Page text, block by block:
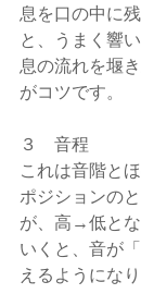
息を口の中に
と、うまく響
息の流れを堰
がコツです。
３　音程
これは音階と
ポジションの
が、高→低と
いくと、音が
えるようになり